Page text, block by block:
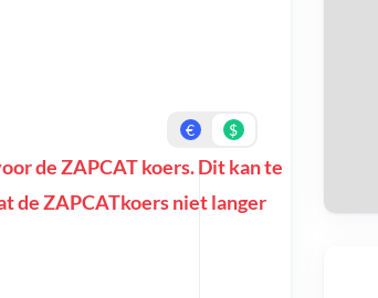
€ $
de ZAPCAT koers. Dit kan te
de ZAPCATkoers niet langer